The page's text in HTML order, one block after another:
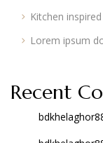
Kitchen
Lorem ipsum
Recent